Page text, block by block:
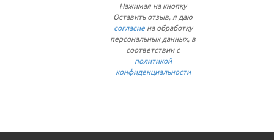
Нажимая на кнопку
Оставить отзыв, я даю
согласиена обработку
персональных данных, в
соответствии с
политикой
конфиденциальности